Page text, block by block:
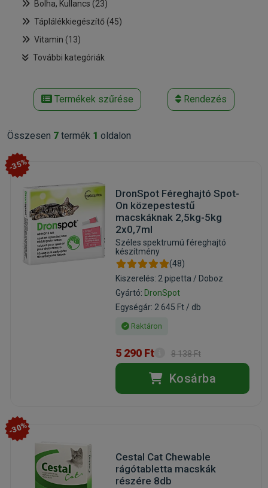
Bolha, Kullancs (23)
Táplálékkiegészítő (45)
Vitamin (13)
További kategóriák
Termékek szűrése Rendezés
Összesen 7 termék 1 oldalon
-35%
DronSpot Féreghajtó Spot-
On közepestestű
macskáknak 2,5kg-5kg
2x0,7ml
Széles spektrumú féreghajtó
készítmény
(48)
Kiszerelés: 2 pipetta / Doboz
Gyártó: DronSpot
Egységár: 2 645 Ft / db
Raktáron
5 290 Ft 8 138 Ft
Kosárba
-30%
Cestal Cat Chewable
rágótabletta macskák
részére 8db